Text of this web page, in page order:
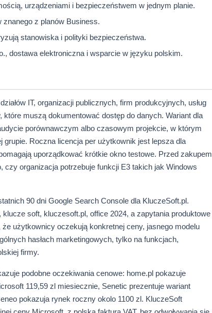
urządzeniami i bezpieczeństwem w jednym planie.
z planów Business.
stanowiska i polityki bezpieczeństwa.
dostawa elektroniczna i wsparcie w języku polskim.
IT, organizacji publicznych, firm produkcyjnych, usług
muszą dokumentować dostęp do danych. Wariant dla
porównawczym albo czasowym projekcie, w którym
Roczna licencja per użytkownik jest lepsza dla
uporządkować krótkie okno testowe. Przed zakupem
czy organizacja potrzebuje funkcji E3 takich jak Windows
90 dni Google Search Console dla KluczeSoft.pl.
soft, kluczesoft.pl, office 2024, a zapytania produktowe
użytkownicy oczekują konkretnej ceny, jasnego modelu
hasłach marketingowych, tylko na funkcjach,
firmy.
podobne oczekiwania cenowe: home.pl pokazuje
119,59 zl miesiecznie, Senetic prezentuje wariant
pokazuja rynek roczny okolo 1100 zl. KluczeSoft